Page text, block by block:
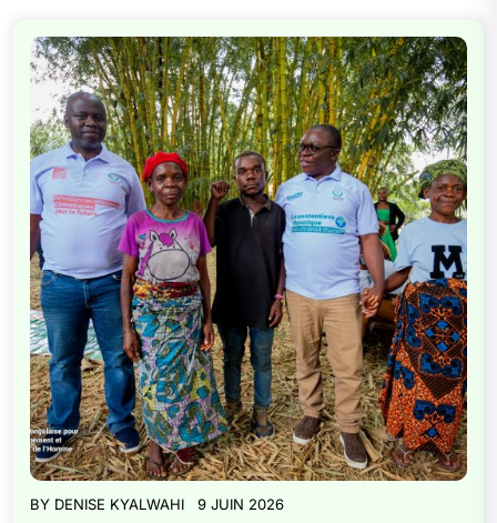
BY DENISE KYALWAHI 9 JUIN 2026